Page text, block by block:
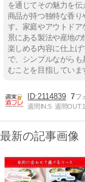
を通じてその魅力を
商品が持つ独特な香り
す。家庭やアウトド
景にある製法や産地の
楽しめる内容に仕上げ
で、シンプルながら
むことを目指していま
2114839 7
週間IN:5 週間OUT:
最新の記事画像